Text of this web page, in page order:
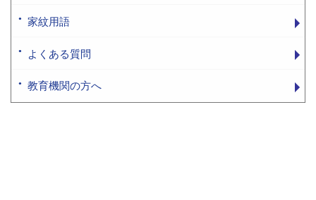
家紋用語
よくある質問
教育機関の方へ